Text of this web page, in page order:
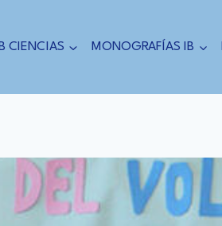
CIENCIAS MONOGRAFÍAS IB